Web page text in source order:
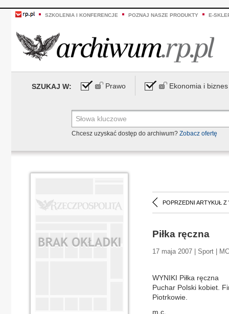
SZKOLENIA I KONFERENCJE POZNAJ NASZE PRODUKTY E-
SZUKAJ W: Prawo Ekonomia i biznes
Chcesz uzyskać dostęp do archiwum? Zobacz ofertę
POPRZEDNI ARTYKUŁ Z
Piłka ręczna
17 maja 2007 | Sport | MC
WYNIKI Piłka ręczna
Puchar Polski kobiet.
Piotrkowie.
m.c.